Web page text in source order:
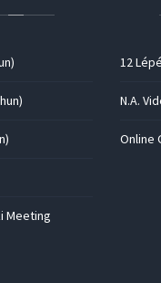
Meeting
12
N.A.
Online